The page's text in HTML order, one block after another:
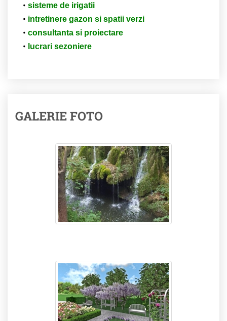
sisteme de irigatii
intretinere gazon si spatii verzi
consultanta si proiectare
lucrari sezoniere
GALERIE FOTO